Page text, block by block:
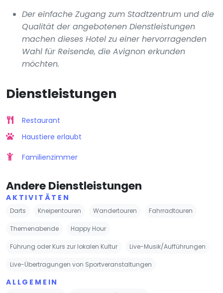
Der einfache Zugang zum Stadtzentrum und die
Qualität der angebotenen Dienstleistungen
machen dieses Hotel zu einer hervorragenden
Wahl für Reisende, die Avignon erkunden
möchten.
Dienstleistungen
Restaurant
Haustiere erlaubt
Familienzimmer
Andere Dienstleistungen
AKTIVITÄTEN
Darts Kneipentouren Wandertouren Fahrradtouren
Themenabende Happy Hour
Führung oder Kurs zur lokalen Kultur Live-Musik/Aufführungen
Live-Übertragungen von Sportveranstaltungen
ALLGEMEIN